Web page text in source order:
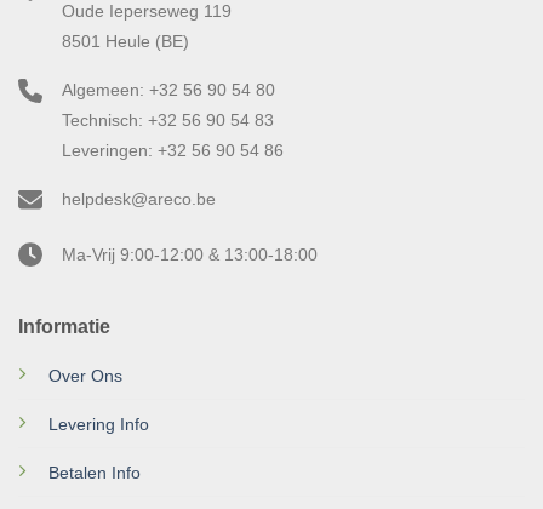
Informatie
Over Ons
Levering Info
Betalen Info
Oude Ieperseweg 119
8501 Heule (BE)
Algemeen: +32 56 90 54 80
Technisch: +32 56 90 54 83
Leveringen: +32 56 90 54 86
helpdesk@areco.be
Ma-Vrij 9:00-12:00 & 13:00-18:00